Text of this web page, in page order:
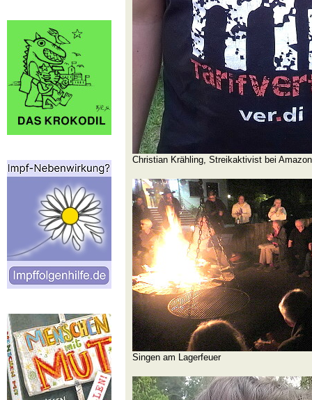
Christian Krähling, Streikaktivist bei Amazon
Singen am Lagerfeuer